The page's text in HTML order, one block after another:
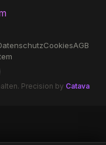
CookiesAGB
Precision by Catava